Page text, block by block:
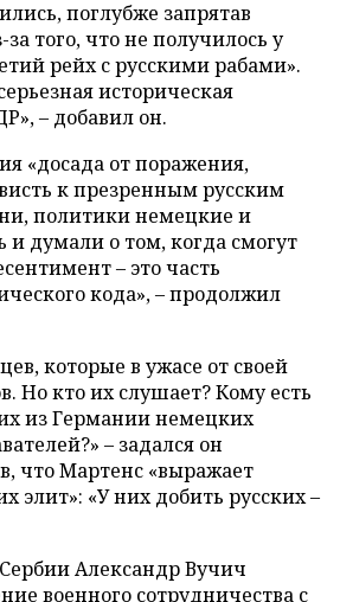
поглубже запрятав
того, что не получилось у
рейх с русскими рабами».
историческая
– добавил он.
«досада от поражения,
к презренным русским
политики немецкие и
и думали о том, когда смогут
– это часть
кода», – продолжил
которые в ужасе от своей
Но кто их слушает? Кому есть
из Германии немецких
– задался он
что Мартенс «выражает
элит»: «У них добить русских –
Александр Вучич
военного сотрудничества с